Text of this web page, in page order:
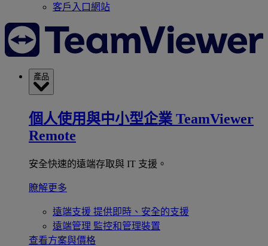
客戶入口網站
產品
個人使用與中小型企業 TeamViewer
Remote
安全快速的遠端存取與 IT 支援。
瞭解更多
遠端支援 提供即時、安全的支援
遠端管理 監控和管理裝置
查看方案與價格